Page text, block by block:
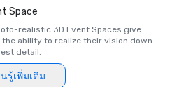
Hotel Restorations in
Stella Award Finalist, 2023
Space
realistic 3D Event Spaces give
the ability to realize their vision down
detail.
นรู้เพิ่มเติม